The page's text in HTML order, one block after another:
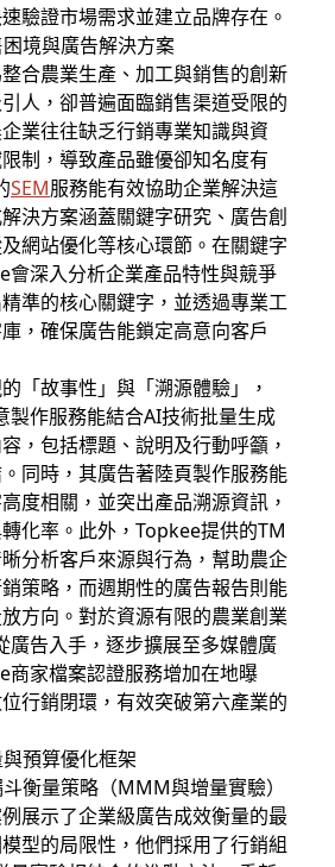
驗證市場需求並建立品牌存在。
境與廣告解決方案
整合農業生產、加工與銷售的創新
人，卻普遍面臨銷售渠道受限的
業往往缺乏行銷專業知識與資
制，導致產品雖優卻知名度有
SEM服務能有效協助企業解決這
決方案涵蓋關鍵字研究、廣告創
網站優化等核心環節。在關鍵字
會深入分析企業產品特性與競爭
準的核心關鍵字，並透過專業工
，確保廣告能鎖定高意向客戶
「故事性」與「溯源體驗」，
製作服務能結合AI技術批量生成
，包括標題、說明及行動呼籲，
同時，其廣告著陸頁製作服務能
度相關，並突出產品溯源資訊，
化率。此外，Topkee提供的TM
分析客戶來源與行為，幫助農企
策略，而週期性的廣告報告則能
方向。對於資源有限的農業創業
廣告入手，逐步擴展至多媒體廣
商家檔案認證服務增加在地曝
行銷閉環，有效突破第六產業的
預算優化框架
衡量策略（MMM與增量實驗）
展示了企業級廣告成效衡量的最
型的局限性，他們採用了行銷組